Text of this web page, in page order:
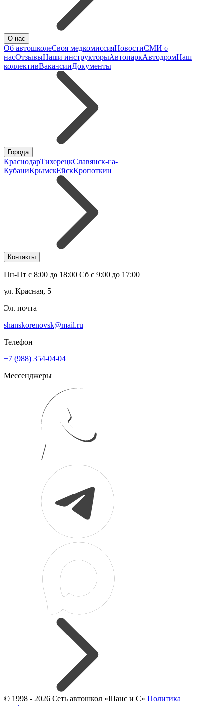
О нас
Об автошколеСвоя медкомиссияНовостиСМИ о
насОтзывыНаши инструкторыАвтопаркАвтодромНаш
коллективВакансииДокументы
Города
КраснодарТихорецкСлавянск-на-
КубаниКрымскЕйскКропоткин
Контакты
Пн-Пт с 8:00 до 18:00 Сб с 9:00 до 17:00
ул. Красная, 5
Эл. почта
shanskorenovsk@mail.ru
Телефон
+7 (988) 354-04-04
Мессенджеры
© 1998 - 2026 Сеть автошкол «Шанс и С» Политика